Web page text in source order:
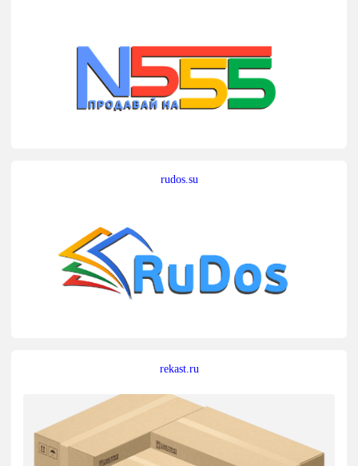
rudos.su
rekast.ru